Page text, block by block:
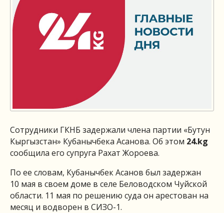
Сотрудники ГКНБ задержали члена партии «Бутун
Кыргызстан» Кубанычбека Асанова. Об этом 24.kg
сообщила его супруга Рахат Жороева.
По ее словам, Кубанычбек Асанов был задержан
10 мая в своем доме в селе Беловодском Чуйской
области. 11 мая по решению суда он арестован на
месяц и водворен в СИЗО-1.